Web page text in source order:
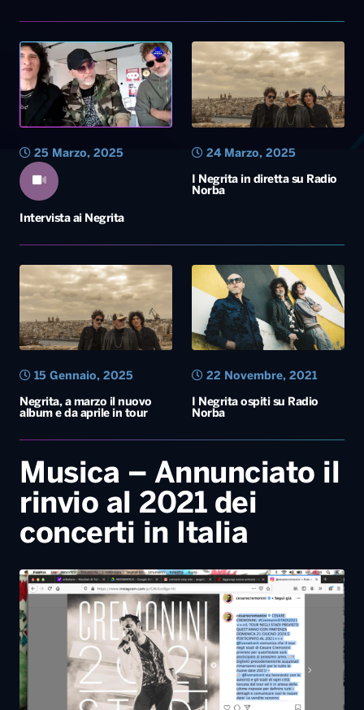
Intervista ai Negrita
25 Marzo, 2025
I Negrita in diretta su Radio
Norba
24 Marzo, 2025
Negrita, a marzo il nuovo
album e da aprile in tour
15 Gennaio, 2025
I Negrita ospiti su Radio
Norba
22 Novembre, 2021
Musica – Annunciato il
rinvio al 2021 dei
concerti in Italia